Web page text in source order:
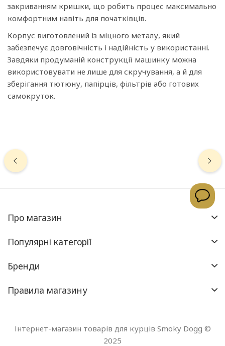
закриванням кришки, що робить процес максимально
комфортним навіть для початківців.
Корпус виготовлений із міцного металу, який
забезпечує довговічність і надійність у використанні.
Завдяки продуманій конструкції машинку можна
використовувати не лише для скручування, а й для
зберігання тютюну, папірців, фільтрів або готових
самокруток.
Про магазин
Популярні категорії
Бренди
Правила магазину
Інтернет-магазин товарів для курців Smoky Dogg ©
2025